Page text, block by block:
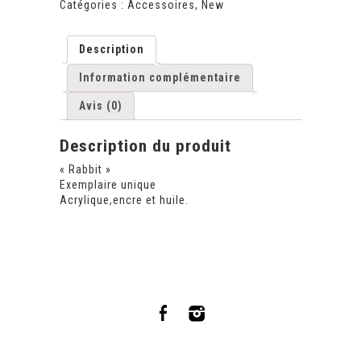
Catégories : Accessoires, New
Description
Information complémentaire
Avis (0)
Description du produit
« Rabbit »
Exemplaire unique
Acrylique,encre et huile.